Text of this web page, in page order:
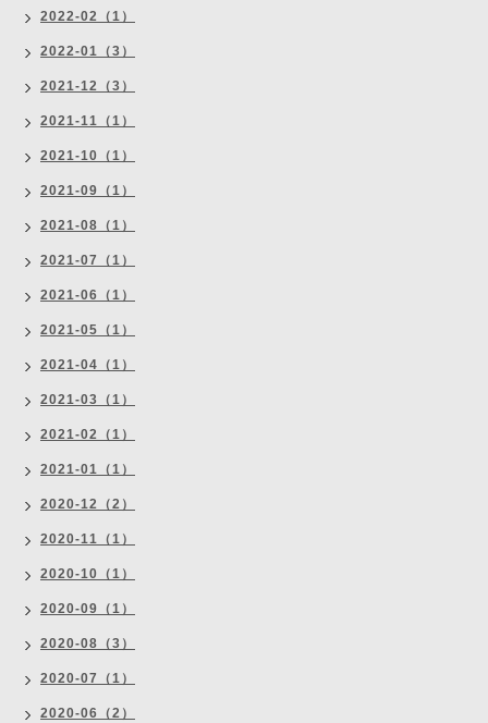
2022-02（1）
2022-01（3）
2021-12（3）
2021-11（1）
2021-10（1）
2021-09（1）
2021-08（1）
2021-07（1）
2021-06（1）
2021-05（1）
2021-04（1）
2021-03（1）
2021-02（1）
2021-01（1）
2020-12（2）
2020-11（1）
2020-10（1）
2020-09（1）
2020-08（3）
2020-07（1）
2020-06（2）